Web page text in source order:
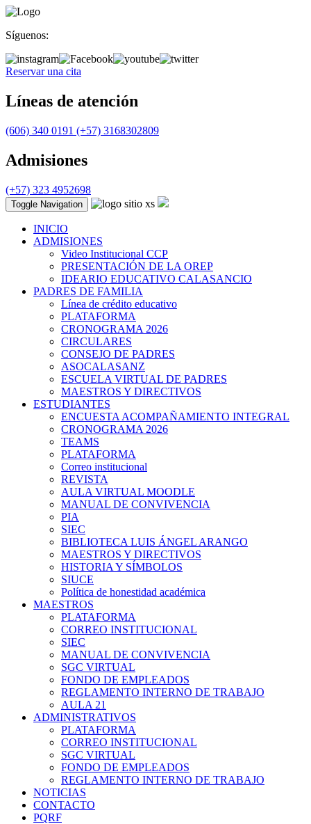
Síguenos:
Reservar una cita
Líneas de atención
(606) 340 0191 (+57) 3168302809
Admisiones
(+57) 323 4952698
Toggle Navigation
INICIO
ADMISIONES
Video Institucional CCP
PRESENTACIÓN DE LA OREP
IDEARIO EDUCATIVO CALASANCIO
PADRES DE FAMILIA
Línea de crédito educativo
PLATAFORMA
CRONOGRAMA 2026
CIRCULARES
CONSEJO DE PADRES
ASOCALASANZ
ESCUELA VIRTUAL DE PADRES
MAESTROS Y DIRECTIVOS
ESTUDIANTES
ENCUESTA ACOMPAÑAMIENTO INTEGRAL
CRONOGRAMA 2026
TEAMS
PLATAFORMA
Correo institucional
REVISTA
AULA VIRTUAL MOODLE
MANUAL DE CONVIVENCIA
PIA
SIEC
BIBLIOTECA LUIS ÁNGEL ARANGO
MAESTROS Y DIRECTIVOS
HISTORIA Y SÍMBOLOS
SIUCE
Política de honestidad académica
MAESTROS
PLATAFORMA
CORREO INSTITUCIONAL
SIEC
MANUAL DE CONVIVENCIA
SGC VIRTUAL
FONDO DE EMPLEADOS
REGLAMENTO INTERNO DE TRABAJO
AULA 21
ADMINISTRATIVOS
PLATAFORMA
CORREO INSTITUCIONAL
SGC VIRTUAL
FONDO DE EMPLEADOS
REGLAMENTO INTERNO DE TRABAJO
NOTICIAS
CONTACTO
PQRF